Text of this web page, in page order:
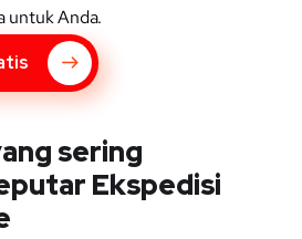
untuk Anda.
sering
Ekspedisi